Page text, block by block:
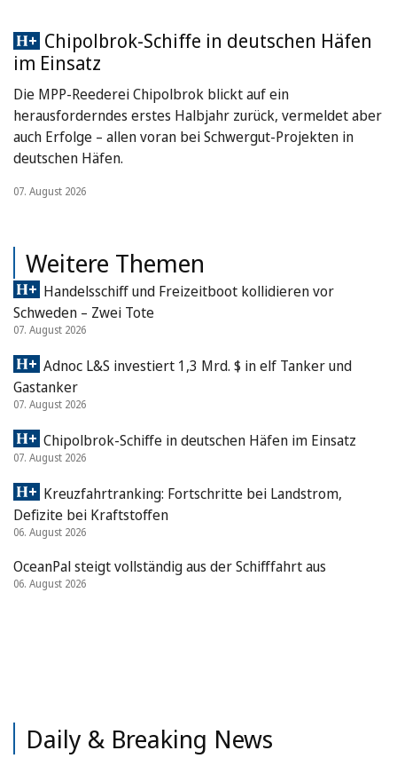
Chipolbrok-Schiffe in deutschen Häfen
im Einsatz
Die MPP-Reederei Chipolbrok blickt auf ein
herausforderndes erstes Halbjahr zurück, vermeldet aber
auch Erfolge – allen voran bei Schwergut-Projekten in
deutschen Häfen.
07. August 2026
Weitere Themen
Handelsschiff und Freizeitboot kollidieren vor
Schweden – Zwei Tote
07. August 2026
Adnoc L&S investiert 1,3 Mrd. $ in elf Tanker und
Gastanker
07. August 2026
Chipolbrok-Schiffe in deutschen Häfen im Einsatz
07. August 2026
Kreuzfahrtranking: Fortschritte bei Landstrom,
Defizite bei Kraftstoffen
06. August 2026
OceanPal steigt vollständig aus der Schifffahrt aus
06. August 2026
Daily & Breaking News